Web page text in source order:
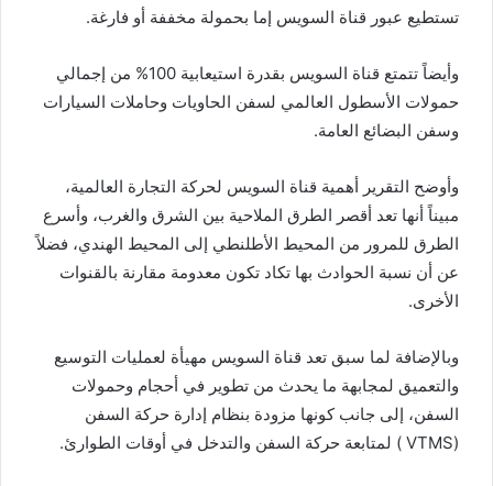
تستطيع عبور قناة السويس إما بحمولة مخففة أو فارغة.
وأيضاً تتمتع قناة السويس بقدرة استيعابية 100% من إجمالي
حمولات الأسطول العالمي لسفن الحاويات وحاملات السيارات
وسفن البضائع العامة.
وأوضح التقرير أهمية قناة السويس لحركة التجارة العالمية،
مبيناً أنها تعد أقصر الطرق الملاحية بين الشرق والغرب، وأسرع
الطرق للمرور من المحيط الأطلنطي إلى المحيط الهندي، فضلاً
عن أن نسبة الحوادث بها تكاد تكون معدومة مقارنة بالقنوات
الأخرى.
وبالإضافة لما سبق تعد قناة السويس مهيأة لعمليات التوسيع
والتعميق لمجابهة ما يحدث من تطوير في أحجام وحمولات
السفن، إلى جانب كونها مزودة بنظام إدارة حركة السفن
(VTMS ) لمتابعة حركة السفن والتدخل في أوقات الطوارئ.